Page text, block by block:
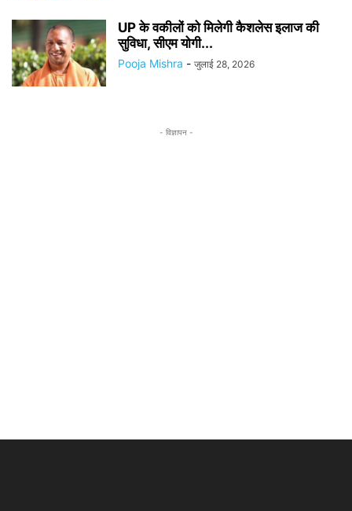
UP के वकीलों को मिलेगी कैशलेस इलाज की
सुविधा, सीएम योगी...
Pooja Mishra - जुलाई 28, 2026
- विज्ञापन -